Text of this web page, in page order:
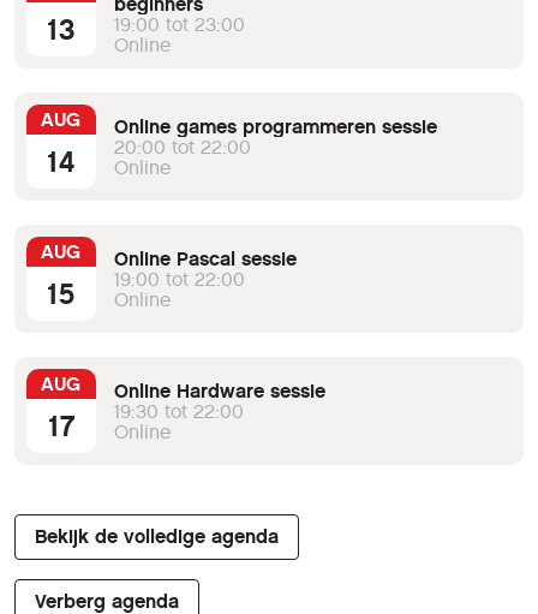
13
19:00 tot 23:00
Online
AUG
14
Online games programmeren sessie
20:00 tot 22:00
Online
AUG
15
Online Pascal sessie
19:00 tot 22:00
Online
AUG
17
Online Hardware sessie
19:30 tot 22:00
Online
Bekijk de volledige agenda
Verberg agenda